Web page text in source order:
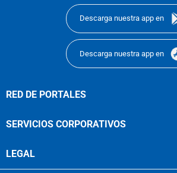
Descarga nuestra app en
Descarga nuestra app en
RED DE PORTALES
SERVICIOS CORPORATIVOS
LEGAL